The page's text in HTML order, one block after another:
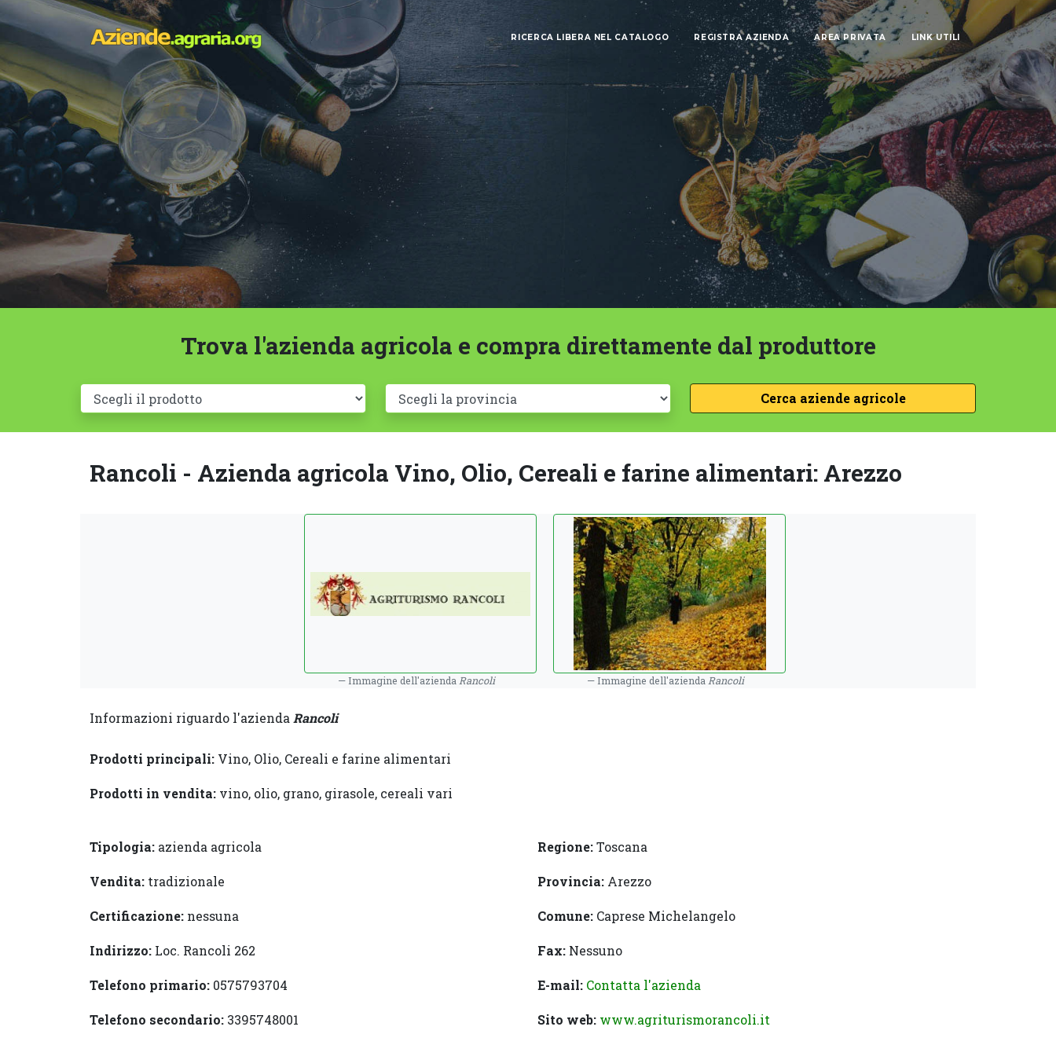
RICERCA LIBERA NEL CATALOGO REGISTRA AZIENDA AREA PRIVATA LINK UTILI
Trova l'azienda agricola e compra direttamente dal produttore
Rancoli - Azienda agricola Vino, Olio, Cereali e farine alimentari: Arezzo
Immagine dell'azienda Rancoli Immagine dell'azienda Rancoli
Informazioni riguardo l'azienda Rancoli
Prodotti principali: Vino, Olio, Cereali e farine alimentari
Prodotti in vendita: vino, olio, grano, girasole, cereali vari
Tipologia: azienda agricola
Vendita: tradizionale
Certificazione: nessuna
Indirizzo: Loc. Rancoli 262
Telefono primario: 0575793704
Telefono secondario: 3395748001
Regione:Toscana
Provincia: Arezzo
Comune: Caprese Michelangelo
Fax: Nessuno
E-mail: Contatta l'azienda
Sito web: www.agriturismorancoli.it